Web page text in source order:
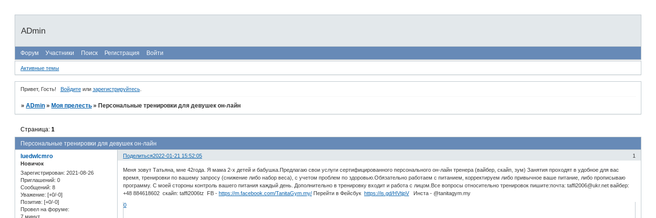
ADmin
Форум Участники Поиск Регистрация Войти
Активные темы
Привет, Гость! Войдитеили зарегистрируйтесь.
»ADmin » Моя прелесть » Персональные тренировки для девушек он-лайн
Персональные тренировки для девушек он-лайн
Страница:1
Поделиться 1
2022-01-21 15:52:05
luedwlcmro
Новичок
Зарегистрирован: 2021-08-26
Приглашений: 0
Сообщений: 8
Уважение: [+0/-0]
Позитив: [+0/-0]
Провел на форуме:
7 минут
Меня зовут Татьяна, мне 42года. Я мама 2-х детей и бабушка.Предлагаю свои услуги сертифицированного персонального он-лайн тренера (вайбер, скайп, зум) Занятия проходят в удобное для вас
время, тренировки по вашему запросу (снижение либо набор веса), с учетом проблем по здоровью.Обязательно работаем с питанием, корректируем либо привычное ваше питание, либо прописываю
программу. С моей стороны контроль вашего питания каждый день. Дополнительно в тренировку входит и работа с лицом.Все вопросы относительно тренировок пишите:почта: taffi2006@ukr.net вайбер:
+48 884618602 скайп: taffi2006tz FB -https://m.facebook.com/TanitaGym.my/ Перейти в Фейсбукhttps://is.gd/HVtjpVИнста - @tanitagym.my
0